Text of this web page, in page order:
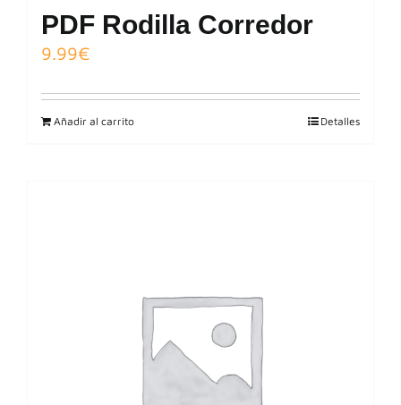
PDF Rodilla Corredor
9.99€
Añadir al carrito Detalles